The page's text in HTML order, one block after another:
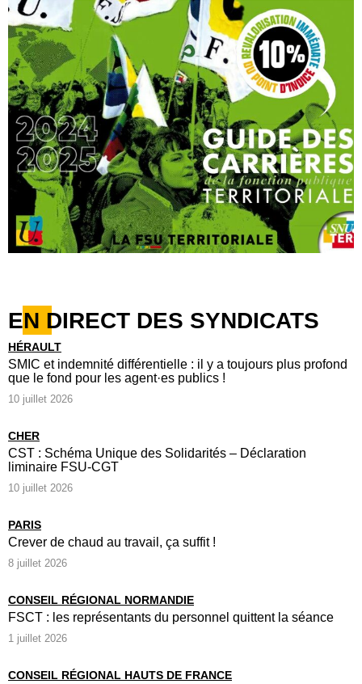
EN DIRECT DES SYNDICATS
HÉRAULT
SMIC et indemnité différentielle : il y a toujours plus profond
que le fond pour les agent·es publics !
10 juillet 2026
CHER
CST : Schéma Unique des Solidarités – Déclaration
liminaire FSU-CGT
10 juillet 2026
PARIS
Crever de chaud au travail, ça suffit !
8 juillet 2026
CONSEIL RÉGIONAL NORMANDIE
FSCT : les représentants du personnel quittent la séance
1 juillet 2026
CONSEIL RÉGIONAL HAUTS DE FRANCE